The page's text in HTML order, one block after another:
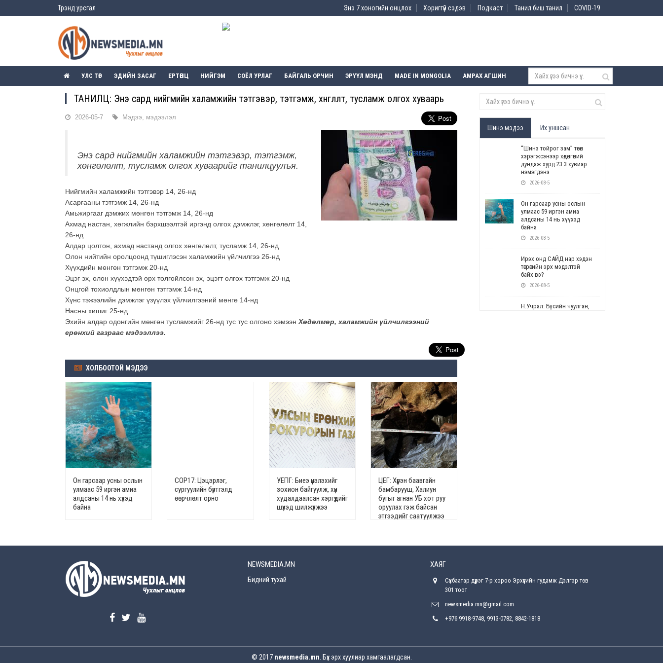
Трэнд урсгал Энэ 7 хоногийн онцлох Хориггүй сэдэв Подкаст Танил биш танил COVID-19
УЛС ТӨР ЭДИЙН ЗАСАГ ЕРТӨНЦ НИЙГЭМ СОЁЛ УРЛАГ БАЙГАЛЬ ОРЧИН ЭРҮҮЛ МЭНД MADE IN MONGOLIA АМРАХ АГШИН
ТАНИЛЦ: Энэ сард нийгмийн халамжийн тэтгэвэр, тэтгэмж, хөнгөлөлт, тусламж олгох хуваарь
2026-05-7 Мэдээ, мэдээлэл
Энэ сард нийгмийн халамжийн тэтгэвэр, тэтгэмж,
хөнгөлөлт, тусламж олгох хуваарийг танилцуулъя.
Нийгмийн халамжийн тэтгэвэр 14, 26-нд
Асаргааны тэтгэмж 14, 26-нд
Амьжиргааг дэмжих мөнгөн тэтгэмж 14, 26-нд
Ахмад настан, хөгжлийн бэрхшээлтэй иргэнд олгох дэмжлэг, хөнгөлөлт 14,
26-нд
Алдар цолтон, ахмад настанд олгох хөнгөлөлт, тусламж 14, 26-нд
Олон нийтийн оролцоонд түшиглэсэн халамжийн үйлчилгээ 26-нд
Хүүхдийн мөнгөн тэтгэмж 20-нд
Эцэг эх, олон хүүхэдтэй өрх толгойлсон эх, эцэгт олгох тэтгэмж 20-нд
Онцгой тохиолдлын мөнгөн тэтгэмж 14-нд
Хүнс тэжээлийн дэмжлэг үзүүлэх үйлчилгээний мөнгө 14-нд
Насны хишиг 25-нд
Эхийн алдар одонгийн мөнгөн тусламжийг 26-нд тус тус олгоно хэмээнХөдөлмөр, халамжийн үйлчилгээний
ерөнхий газраас мэдээллээ.
ХОЛБООТОЙ МЭДЭЭ
Он гарсаар усны ослын
улмаас 59 иргэн амиа
алдсаны 14 нь хүүхэд
байна
СОР17: Цэцэрлэг,
сургуулийн бүртгэлд
өөрчлөлт орно
УЕПГ: Биеэ үнэлэхийг
зохион байгуулж, хүн
худалдаалсан хэргүүдийг
шүүхэд шилжүүлжээ
ЦЕГ: Хүрэн баавгайн
бамбарууш, Халиун
бугыг агнан УБ хот руу
оруулах гэж байсан
этгээдийг саатуулжээ
Шинэ мэдээ Их уншсан
“Шинэ тойрог зам” төсөл
хэрэгжсэнээр хөдөлгөөний
дундаж хурд 23.3 хувиар
нэмэгдэнэ
2026-08-5
Он гарсаар усны ослын
улмаас 59 иргэн амиа
алдсаны 14 нь хүүхэд
байна
2026-08-5
Ирэх онд САЙД нар хэдэн
төгрөгийн эрх мэдэлтэй
байх вэ?
2026-08-5
Н.Учрал: Бүсийн чуулган,
бизнес эрхлэгчдэд
2026-08-4
бэлэн байдлыг хангах
NEWSMEDIA.MN
Бидний тухай
ХАЯГ
Сүхбаатар дүүрэг 7-р хороо Эрхүүгийн гудамж Дэлгэр төв
301 тоот
newsmedia.mn@gmail.com
+976 9918-9748, 9913-0782, 8842-1818
© 2017 newsmedia.mn. Бүх эрх хуулиар хамгаалагдсан.